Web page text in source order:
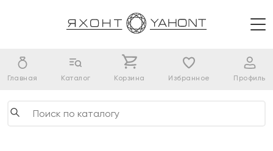
Главная Каталог Корзина Избранное Профиль